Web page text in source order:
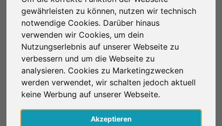
gewährleisten zu können, nutzen wir technisch
notwendige Cookies. Darüber hinaus
verwenden wir Cookies, um dein
Nutzungserlebnis auf unserer Webseite zu
verbessern und um die Webseite zu
analysieren. Cookies zu Marketingzwecken
werden verwendet, wir schalten jedoch aktuell
keine Werbung auf unserer Webseite.
Akzeptieren
Weiter mit Facebook
ODER
E-Mail *
Passwort*
Passwort vergessen?
FAQ
Kostenlos registrieren
Anmelden
Nederlands